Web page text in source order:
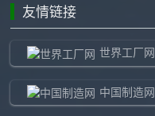
友情链接
世界工厂网
中国制造网